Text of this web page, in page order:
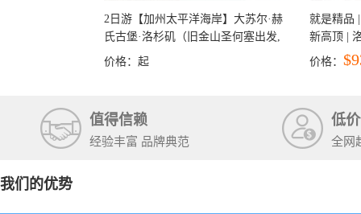
2日游【加州太平洋海岸】大苏尔·赫
氏古堡·洛杉矶（旧金山圣何塞出发,
洛杉矶结束）
价格： 起
就是精品
新高顶 |
彩穴+马
价格：
值得信赖
经验丰富 品牌典范
低
全网
我们的优势